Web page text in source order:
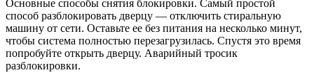
Основные способы снятия блокировки. Самый простой
способ разблокировать дверцу — отключить стиральную
машину от сети. Оставьте ее без питания на несколько минут,
чтобы система полностью перезагрузилась. Спустя это время
попробуйте открыть дверцу. Аварийный тросик
разблокировки.